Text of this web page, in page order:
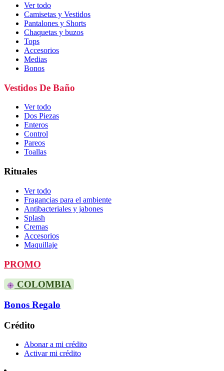
Ver todo
Camisetas y Vestidos
Pantalones y Shorts
Chaquetas y buzos
Tops
Accesorios
Medias
Bonos
Vestidos De Baño
Ver todo
Dos Piezas
Enteros
Control
Pareos
Toallas
Rituales
Ver todo
Fragancias para el ambiente
Antibacteriales y jabones
Splash
Cremas
Accesorios
Maquillaje
PROMO
COLOMBIA
Bonos Regalo
Crédito
Abonar a mi crédito
Activar mi crédito